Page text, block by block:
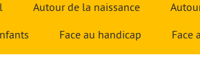
Autour de la naissance
Face au handicap Face